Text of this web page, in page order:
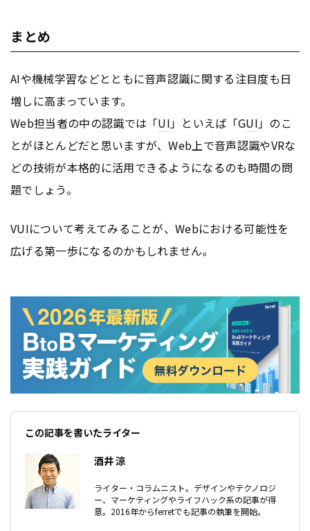
まとめ
AIや機械学習などとともに音声認識に関する注目度も日
増しに高まっています。
Web担当者の中の認識では「UI 」といえば「GUI 」のこ
とがほとんどだと思いますが、Web上で音声認識やVRな
どの技術が本格的に活用できるようになるのも時間の問
題でしょう。
VUIについて考えてみることが、Webにおける可能性を
広げる第一歩になるのかもしれません。
この記事を書いたライター
酒井 涼
ライター・コラムニスト。デザインやテクノロジ
ー、マーケティングやライフハック系の記事が得
意。2016年からferretでも記事の執筆を開始。